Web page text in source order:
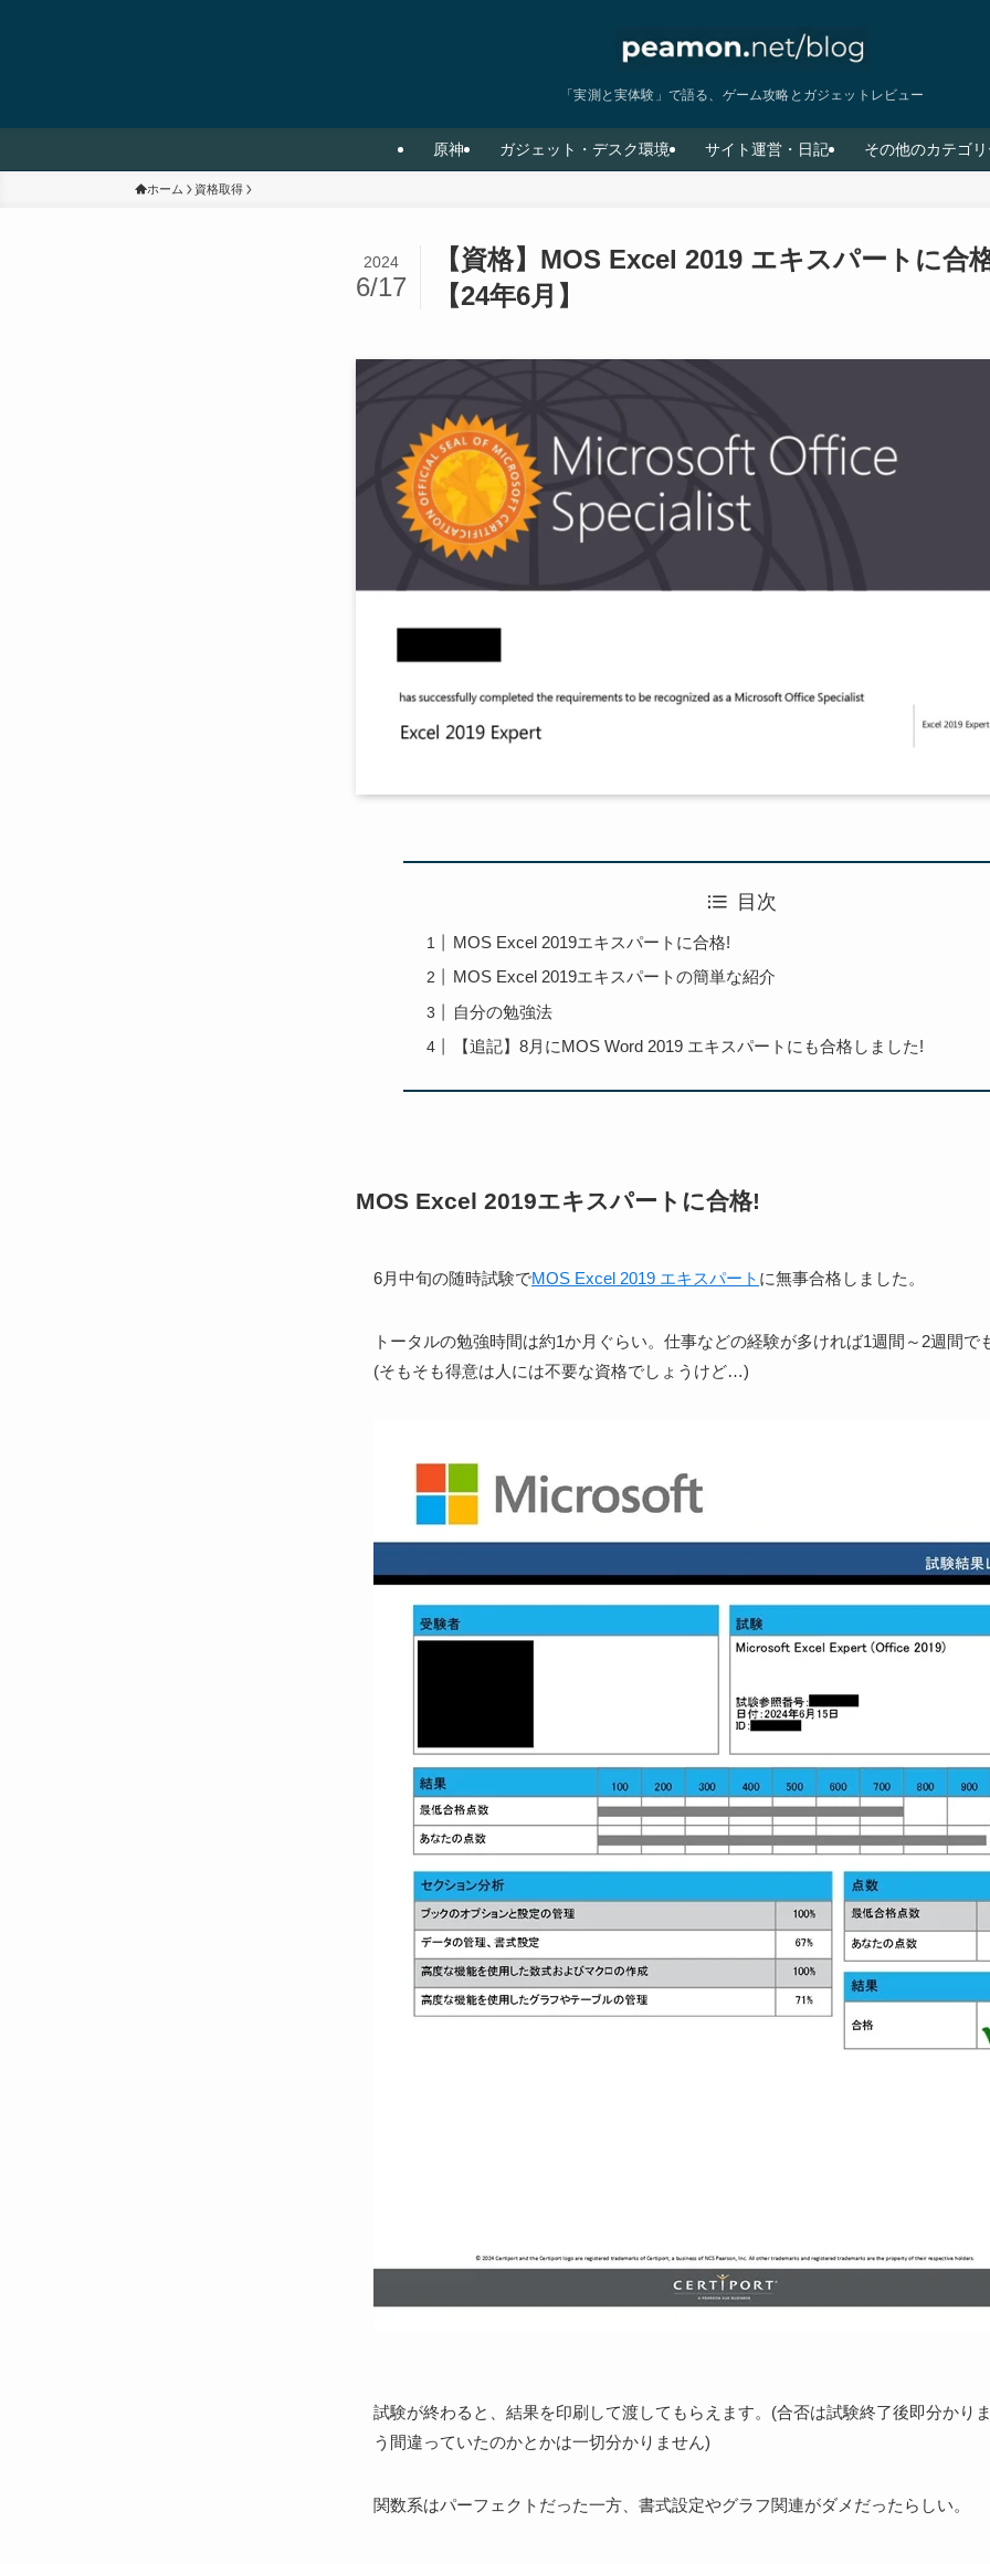
「実測と実体験」で語る、ゲーム攻略とガジェットレビュー
原神 ガジェット・デスク環境 サイト運営・日記 その他のカテゴリ
ホーム 資格取得
【資格】MOS Excel 2019 エキスパートに合
【24年6月】
2024
6/17
目次
MOS Excel 2019エキスパートに合格!
MOS Excel 2019エキスパートの簡単な紹介
自分の勉強法
【追記】8月にMOS Word 2019 エキスパートにも合格しました!
MOS Excel 2019エキスパートに合格!
6月中旬の随時試験でMOS Excel 2019 エキスパート に無事合格しました。
トータルの勉強時間は約1か月ぐらい。仕事などの経験が多ければ1週間～2週間で
(そもそも得意は人には不要な資格でしょうけど…)
試験が終わると、結果を印刷して渡してもらえます。(合否は試験終了後即分かり
う間違っていたのかとかは一切分かりません)
関数系はパーフェクトだった一方、書式設定やグラフ関連がダメだったらしい。